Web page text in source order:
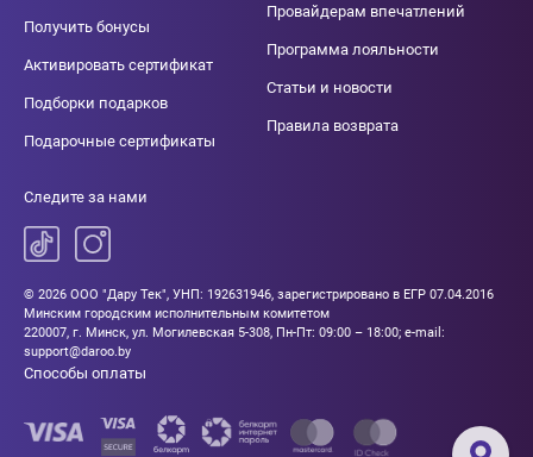
Получить бонусы
Активировать сертификат
Подборки подарков
Подарочные сертификаты
Провайдерам впечатлений
Программа лояльности
Статьи и новости
Правила возврата
Следите за нами
© 2026 ООО "Дару Тек", УНП: 192631946, зарегистрировано в ЕГР 07.04.2016
Минским городским исполнительным комитетом
220007, г. Минск, ул. Могилевская 5-308, Пн-Пт: 09:00 – 18:00; e-mail:
support@daroo.by
Способы оплаты